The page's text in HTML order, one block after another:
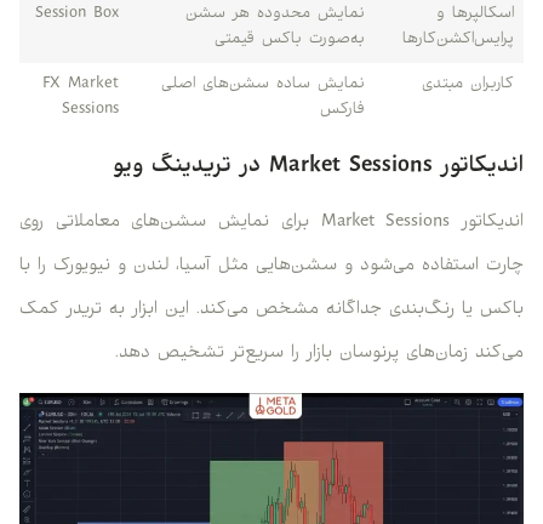
اسکالپرها و
پرایس‌اکشن‌کارها
نمایش محدوده هر سشن
به‌صورت باکس قیمتی
Session Box
کاربران مبتدی
نمایش ساده سشن‌های اصلی
فارکس
FX Market
Sessions
اندیکاتور Market Sessions در تریدینگ ویو
اندیکاتور Market Sessions برای نمایش سشن‌های معاملاتی روی
چارت استفاده می‌شود و سشن‌هایی مثل آسیا، لندن و نیویورک را با
باکس یا رنگ‌بندی جداگانه مشخص می‌کند. این ابزار به تریدر کمک
می‌کند زمان‌های پرنوسان بازار را سریع‌تر تشخیص دهد.